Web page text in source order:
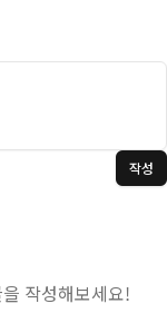
작성
작성해보세요!